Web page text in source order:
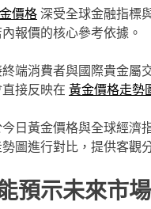
價格 深受全球金融指標
報價的核心參考依據。
端消費者與國際貴金屬
接反映在 黃金價格走勢
日黃金價格與全球經濟
圖進行對比，提供客觀
預示未來市